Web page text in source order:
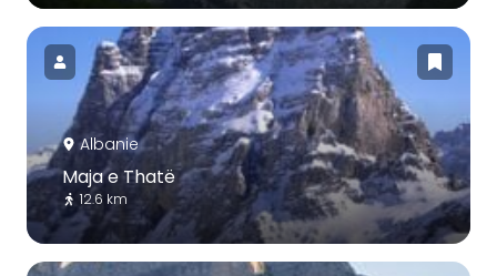
Albanie
Maja e Thatë
12.6 km